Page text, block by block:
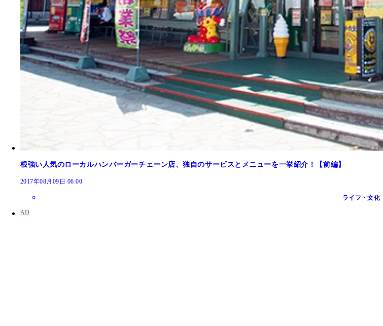
根強い人気のローカルハンバーガーチェーン店、独自のサービスとメニューを一挙紹介！【前編】
2017年08月09日 06:00
ライフ・文化